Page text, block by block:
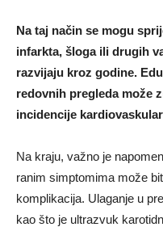
Na taj način se mogu
infarkta, šloga ili drugih
razvijaju kroz godine.
redovnih pregleda može
incidencije
Na kraju, važno je
ranim simptomima može
komplikacija. Ulaganje u
kao što je ultrazvuk